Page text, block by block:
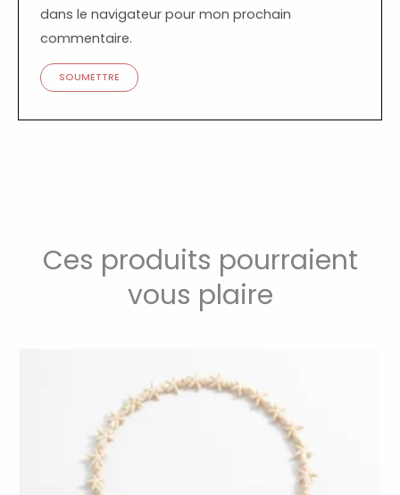
dans le navigateur pour mon prochain
commentaire.
Ces produits pourraient
vous plaire